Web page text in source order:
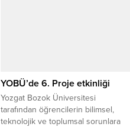
YOBÜ’de 6. Proje etkinliği
Yozgat Bozok Üniversitesi
tarafından öğrencilerin bilimsel,
teknolojik ve toplumsal sorunlara